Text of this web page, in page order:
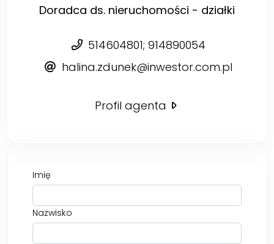
Doradca ds. nieruchomości - działki
514604801; 914890054
halina.zdunek@inwestor.com.pl
Profil agenta
Imię
Nazwisko